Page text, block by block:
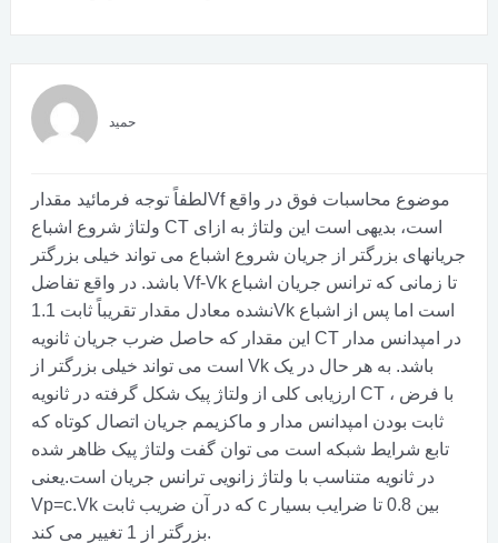
حمید
لطفاً توجه فرمائید مقدارVf موضوع محاسبات فوق در واقع
ولتاژ شروع اشباع CT است، بدیهی است این ولتاژ به ازای
جریانهای بزرگتر از جریان شروع اشباع می تواند خیلی بزرگتر
باشد. در واقع تفاضل Vf-Vk تا زمانی که ترانس جریان اشباع
نشده معادل مقدار تقریباً ثابت 1.1Vk است اما پس از اشباع
این مقدار که حاصل ضرب جریان ثانویه CT در امپدانس مدار
است می تواند خیلی بزرگتر از Vk باشد. به هر حال در یک
ارزیابی کلی از ولتاژ پیک شکل گرفته در ثانویه CT ، با فرض
ثابت بودن امپدانس مدار و ماکزیمم جریان اتصال کوتاه که
تابع شرایط شبکه است می توان گفت ولتاژ پیک ظاهر شده
در ثانویه متناسب با ولتاژ زانویی ترانس جریان است.یعنی
Vp=c.Vk که در آن ضریب ثابت c بین 0.8 تا ضرایب بسیار
بزرگتر از 1 تغییر می کند.